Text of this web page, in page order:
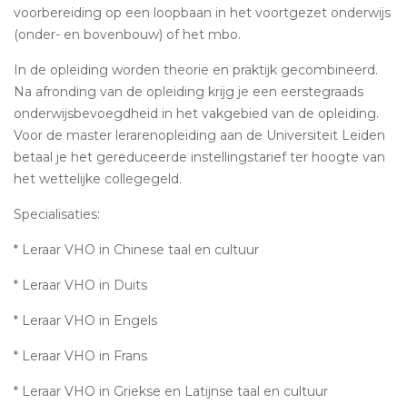
voorbereiding op een loopbaan in het voortgezet onderwijs
(onder- en bovenbouw) of het mbo.
In de opleiding worden theorie en praktijk gecombineerd.
Na afronding van de opleiding krijg je een eerstegraads
onderwijsbevoegdheid in het vakgebied van de opleiding.
Voor de master lerarenopleiding aan de Universiteit Leiden
betaal je het gereduceerde instellingstarief ter hoogte van
het wettelijke collegegeld.
Specialisaties:
* Leraar VHO in Chinese taal en cultuur
* Leraar VHO in Duits
* Leraar VHO in Engels
* Leraar VHO in Frans
* Leraar VHO in Griekse en Latijnse taal en cultuur